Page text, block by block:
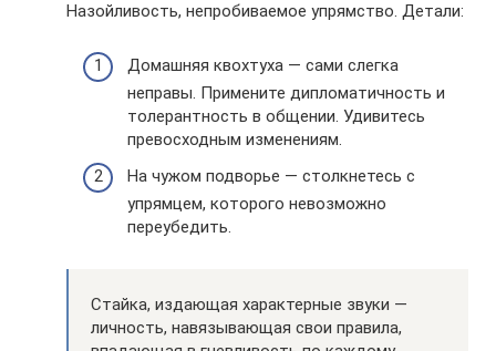
Назойливость, непробиваемое упрямство. Детали:
Домашняя квохтуха — сами слегка
неправы. Примените дипломатичность и
толерантность в общении. Удивитесь
превосходным изменениям.
На чужом подворье — столкнетесь с
упрямцем, которого невозможно
переубедить.
Стайка, издающая характерные звуки —
личность, навязывающая свои правила,